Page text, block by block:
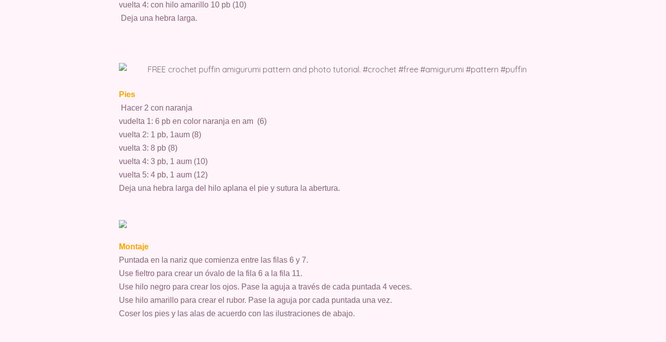
vuelta 4: con hilo amarillo 10 pb (10)
Deja una hebra larga.
Pies
Hacer 2 con naranja
vudelta 1: 6 pb en color naranja en am (6)
vuelta 2: 1 pb, 1aum (8)
vuelta 3: 8 pb (8)
vuelta 4: 3 pb, 1 aum (10)
vuelta 5: 4 pb, 1 aum (12)
Deja una hebra larga del hilo aplana el pie y sutura la abertura.
Montaje
Puntada en la nariz que comienza entre las filas 6 y 7.
Use fieltro para crear un óvalo de la fila 6 a la fila 11.
Use hilo negro para crear los ojos. Pase la aguja a través de cada puntada 4 veces.
Use hilo amarillo para crear el rubor. Pase la aguja por cada puntada una vez.
Coser los pies y las alas de acuerdo con las ilustraciones de abajo.